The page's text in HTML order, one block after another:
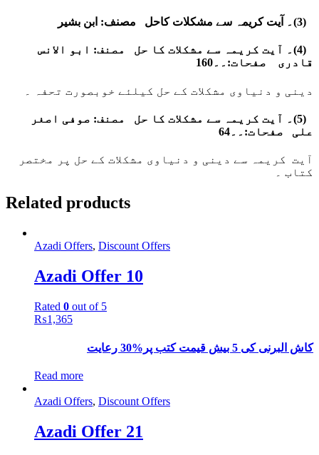
(3)۔ آیت کریمہ سے مشکلات کاحل مصنف: ابن بشیر
(4)۔ آیت کریمہ سے مشکلات کا حل مصنف: ابو الانس
قادری صفحات:۔۔160
دینی و دنیاوی مشکلات کے حل کیلئے خوبصورت تحفہ ۔
(5)۔ آیت کریمہ سے مشکلات کا حل مصنف: صوفی اصغر
علی صفحات:۔۔64
آیت کریمہ سے دینی و دنیاوی مشکلات کے حل پر مختصر
کتاب ۔
Related products
Azadi Offers, Discount Offers
Azadi Offer 10
Rated 0 out of 5
₨1,365
کاش البرنی کی 5 بیش قیمت کتب پر%30 رعایت
Read more
Azadi Offers, Discount Offers
Azadi Offer 21